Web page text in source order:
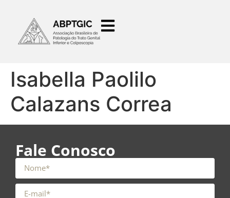
Isabella Paolilo
Calazans Correa
Fale Conosco